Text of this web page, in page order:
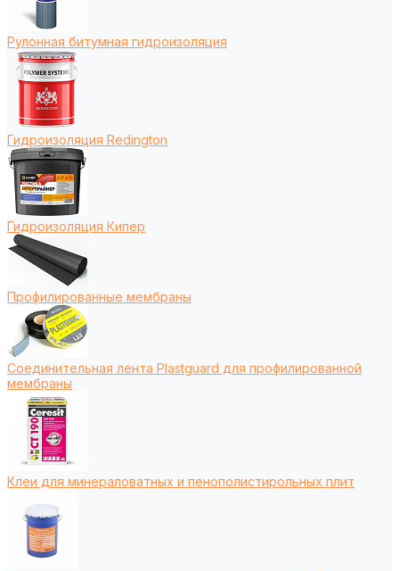
Рулонная битумная гидроизоляция
Гидроизоляция Redington
Гидроизоляция Кипер
Профилированные мембраны
Соединительная лента Plastguard для профилированной
мембраны
Клеи для минераловатных и пенополистирольных плит